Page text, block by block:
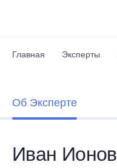
Главная Эксперты
Об Эксперте
Иван Ионов